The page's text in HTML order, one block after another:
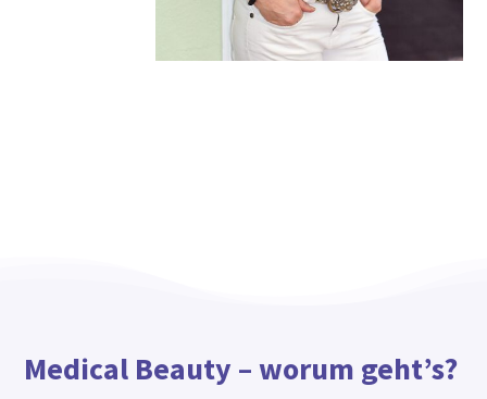
Medical Beauty – worum geht’s?